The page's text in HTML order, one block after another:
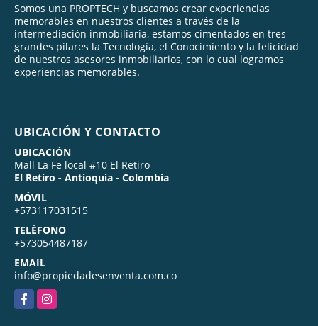
Somos una PROPTECH y buscamos crear experiencias
memorables en nuestros clientes a través de la
intermediación inmobiliaria, estamos cimentados en tres
grandes pilares la Tecnología, el Conocimiento y la felicidad
de nuestros asesores inmobiliarios, con lo cual logramos
experiencias memorables.
UBICACIÓN Y CONTACTO
UBICACIÓN
Mall La Fe local #10 El Retiro
El Retiro - Antioquia - Colombia
MÓVIL
+573117031515
TELÉFONO
+573054487187
EMAIL
info@propiedadesenventa.com.co
FacebookInstagram